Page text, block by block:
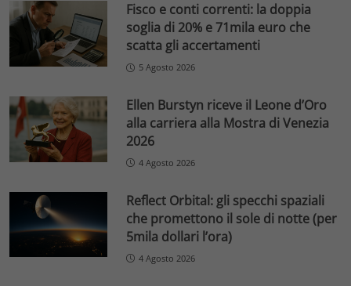
Fisco e conti correnti: la doppia
soglia di 20% e 71mila euro che
scatta gli accertamenti
5 Agosto 2026
Ellen Burstyn riceve il Leone d’Oro
alla carriera alla Mostra di Venezia
2026
4 Agosto 2026
Reflect Orbital: gli specchi spaziali
che promettono il sole di notte (per
5mila dollari l’ora)
4 Agosto 2026